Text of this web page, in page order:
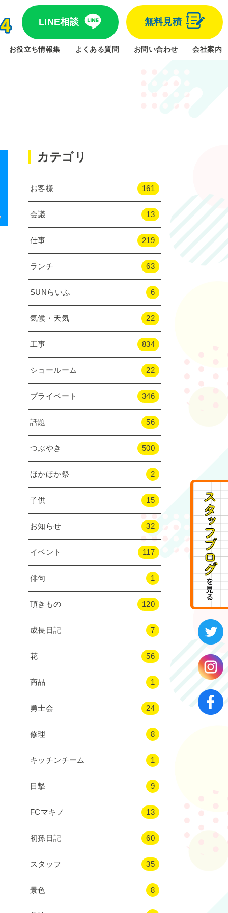
LINE相談 無料見積
お役立ち情報集 よくある質問 お問い合わせ 会社案内
カテゴリ
お客様 161
会議 13
仕事 219
ランチ 63
SUNらいふ 6
気候・天気 22
工事 834
ショールーム 22
プライベート 346
話題 56
つぶやき 500
ほかほか祭 2
子供 15
お知らせ 32
イベント 117
俳句 1
頂きもの 120
成長日記 7
花 56
商品 1
勇士会 24
修理 8
キッチンチーム 1
目撃 9
FCマキノ 13
初孫日記 60
スタッフ 35
景色 8